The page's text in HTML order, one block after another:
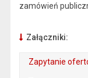
zamówień
Załączniki:
Zapytanie